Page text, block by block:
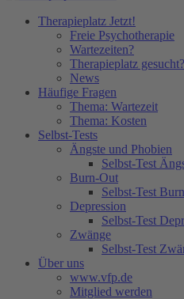
Therapieplatz Jetzt!
Freie Psychotherapie
Wartezeiten?
Therapieplatz gesucht?
News
Häufige Fragen
Thema: Wartezeit
Thema: Kosten
Selbst-Tests
Ängste und Phobien
Selbst-Test
Burn-Out
Selbst-Test
Depression
Selbst-Test
Zwänge
Selbst-Test
Über uns
www.vfp.de
Mitglied werden